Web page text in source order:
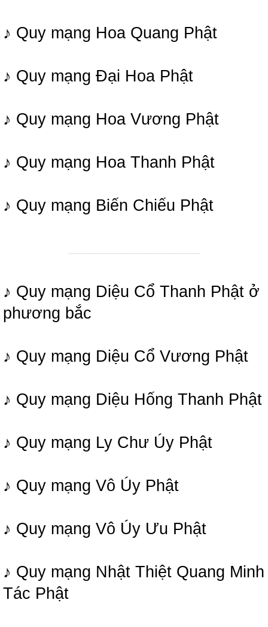
♪ Quy mạng Hoa Quang Phật
♪ Quy mạng Đại Hoa Phật
♪ Quy mạng Hoa Vương Phật
♪ Quy mạng Hoa Thanh Phật
♪ Quy mạng Biến Chiếu Phật
♪ Quy mạng Diệu Cổ Thanh Phật ở
phương bắc
♪ Quy mạng Diệu Cổ Vương Phật
♪ Quy mạng Diệu Hống Thanh Phật
♪ Quy mạng Ly Chư Úy Phật
♪ Quy mạng Vô Úy Phật
♪ Quy mạng Vô Úy Ưu Phật
♪ Quy mạng Nhật Thiệt Quang Minh
Tác Phật